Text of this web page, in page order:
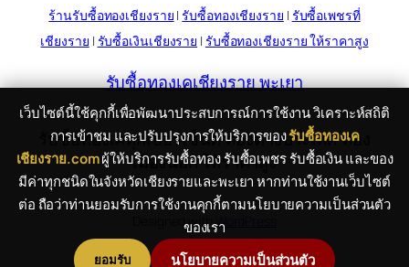
ร้านรับซื้อทองเชียงราย |รับซื้อทองเชียงราย | รับซื้อเพชรที่
เชียงราย | รับซื้อเงินเชียงราย | รับซื้อทองเชียงราย ให้ราคาสูง
เว็บไซต์นี้ใช้คุกกี้เพื่อพัฒนาประสบการณ์การใช้งาน วิเคราะห์สถิติ
การเข้าชม และปรับปรุงการให้บริการของรับซื้อทองเค
เชียงราย.comผู้ให้บริการรับซื้อทอง รับซื้อเพชร รับซื้อเงิน และของ
มีค่าทุกชนิดในจังหวัดเชียงรายและพะเยา หากท่านใช้งานเว็บไซต์
ต่อ ถือว่าท่านยอมรับการใช้งานคุกกี้ตามนโยบายความเป็นส่วนตัว
ของเรา
ยอมรับ นโยบายความเป็นส่วนตัว
รับซื้อทองเคเชียงราย พะเยา
รับซื้อทองเคทุกเปอร์เซ็นต์ ทองต่างประเทศ ทอง
เมืองนอก ให้ราคาสูง
Designed withWordPress